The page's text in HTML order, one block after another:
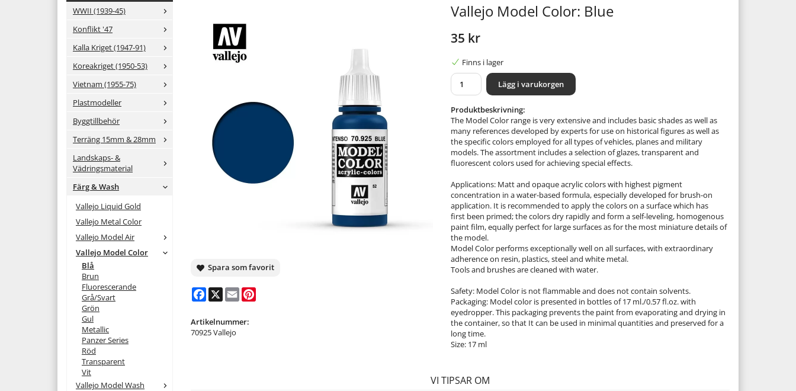
WWII (1939-45)
Konflikt '47
Kalla Kriget (1947-91)
Koreakriget (1950-53)
Vietnam (1955-75)
Plastmodeller
Byggtillbehör
Terräng 15mm & 28mm
Landskaps- &
Vädringsmaterial
Färg & Wash
Vallejo Liquid Gold
Vallejo Metal Color
Vallejo Model Air
Vallejo Model Color
Blå
Brun
Fluorescerande
Grå/Svart
Grön
Gul
Metallic
Panzer Series
Röd
Transparent
Vit
Vallejo Model Wash
Vallejo Model Color: Blue
35 kr
Finns i lager
Lägg i varukorgen
Produktbeskrivning:
The Model Color range is very extensive and includes basic shades as well as
many references developed by experts for use on historical figures as well as
the specific colors employed for all types of vehicles, planes and military
models. The assortment includes a selection of glazes, transparent and
fluorescent colors used for achieving special effects.
Applications: Matt and opaque acrylic colors with highest pigment
concentration in a water-based formula, especially developed for brush-on
application. It is recommended to apply the colors on a surface which has
first been primed; the colors dry rapidly and form a self-leveling, homogenous
paint film, equally perfect for large surfaces as for the most miniature details of
the model.
Model Color performs exceptionally well on all surfaces, with extraordinary
adherence on resin, plastics, steel and white metal.
Tools and brushes are cleaned with water.
Safety: Model Color is not flammable and does not contain solvents.
Packaging: Model color is presented in bottles of 17 ml./0.57 fl.oz. with
eyedropper. This packaging prevents the paint from evaporating and drying in
the container, so that It can be used in minimal quantities and preserved for a
long time.
Size: 17 ml
Spara som favorit
Facebook
X Email
Artikelnummer:
70925 Vallejo
VI TIPSAR OM